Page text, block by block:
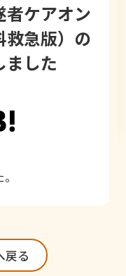
者ケアオン
救急版）の
ました
戻る